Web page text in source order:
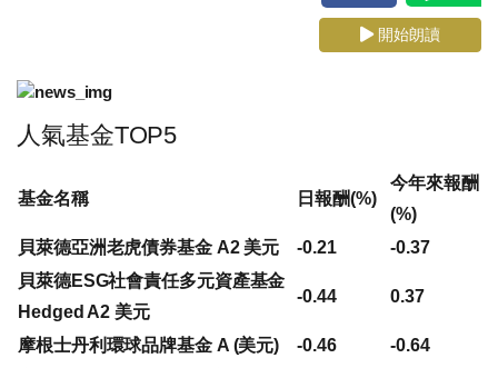
開始朗讀
人氣基金TOP5
基金名稱 日報酬(%)
今年來報酬
(%)
貝萊德亞洲老虎債券基金 A2 美元
-0.21
-0.37
貝萊德ESG社會責任多元資產基金
Hedged A2 美元
-0.44 0.37
摩根士丹利環球品牌基金 A (美元) -0.46
-0.64